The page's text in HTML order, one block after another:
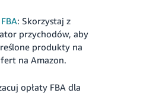
: Skorzystaj z
przychodów, aby
produkty na
na Amazon.
opłaty FBA dla